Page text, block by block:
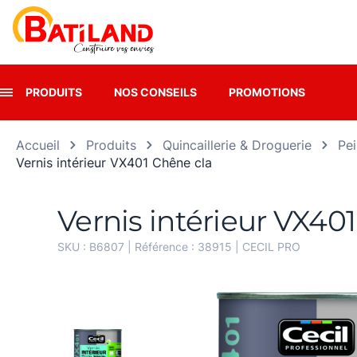
PRODUITS NOS CONSEILS PROMOTIONS
Accueil Produits Quincaillerie & Droguerie
Vernis intérieur VX401 Chêne cla
Vernis intérieur
SKU : B6807 | Référence : 38915 CECIL PRO
Panneau de gestion des cookies